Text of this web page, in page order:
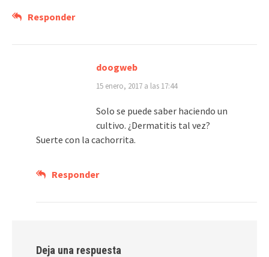
Responder
doogweb
15 enero, 2017 a las 17:44
Solo se puede saber haciendo un
cultivo. ¿Dermatitis tal vez?
Suerte con la cachorrita.
Responder
Deja una respuesta